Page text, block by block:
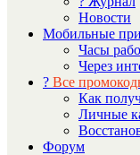
Новости
Мобильные
Часы
Через
? Все
Как
Личные
Форум